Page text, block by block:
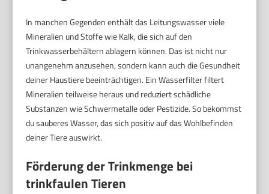
In manchen Gegenden enthält das Leitungswasser viele
Mineralien und Stoffe wie Kalk, die sich auf den
Trinkwasserbehältern ablagern können. Das ist nicht nur
unangenehm anzusehen, sondern kann auch die Gesundheit
deiner Haustiere beeinträchtigen. Ein Wasserfilter filtert
Mineralien teilweise heraus und reduziert schädliche
Substanzen wie Schwermetalle oder Pestizide. So bekommst
du sauberes Wasser, das sich positiv auf das Wohlbefinden
deiner Tiere auswirkt.
Förderung der Trinkmenge bei
trinkfaulen Tieren